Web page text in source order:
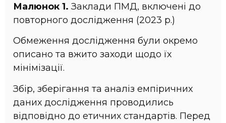
Малюнок 1. Заклади ПМД, включені до
повторного дослідження (2023 р.)
Обмеження дослідження були окремо
описано та вжито заходи щодо їх
мінімізації.
Збір, зберігання та аналіз емпіричних
даних дослідження проводились
відповідно до етичних стандартів. Перед